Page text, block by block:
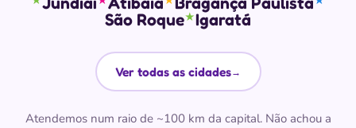
São Roque★Igaratá
Ver todas as cidades→
Atendemos num raio de ~100 km da capital. Não achou a